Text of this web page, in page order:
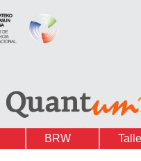
BRW